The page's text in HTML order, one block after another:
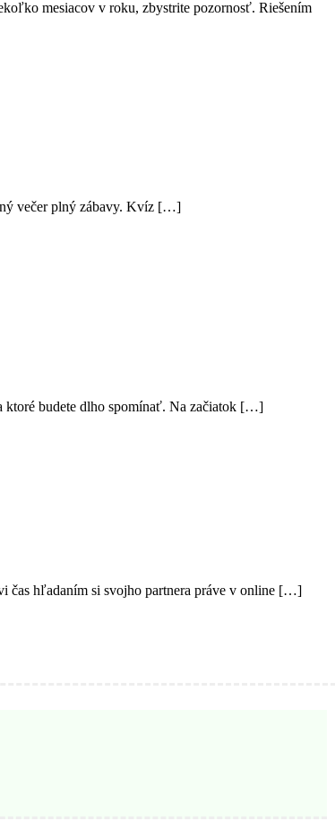
mesiacov v roku, zbystrite pozornosť. Riešením
večer plný zábavy. Kvíz […]
ktoré budete dlho spomínať. Na začiatok […]
čas hľadaním si svojho partnera práve v online […]